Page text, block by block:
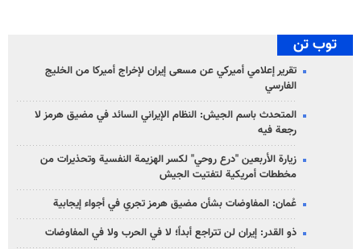
توب تن
تقرير إعلامي أميركي عن مسعى إيران لإخراج أميركا من الخليج
الفارسي
المتحدث باسم الجيش: النظام الإيراني السائد في مضيق هرمز لا
رجعة فيه
زيارة الأربعين "درع روحي" لكسر الهزيمة النفسية وتحذيرات من
مخططات أمريكية لتفتيت الجيش
عُمان: المفاوضات بشأن مضيق هرمز تجري في أجواء إيجابية
ذو القدر: إيران لن تتراجع أبداً؛ لا في الحرب ولا في المفاوضات